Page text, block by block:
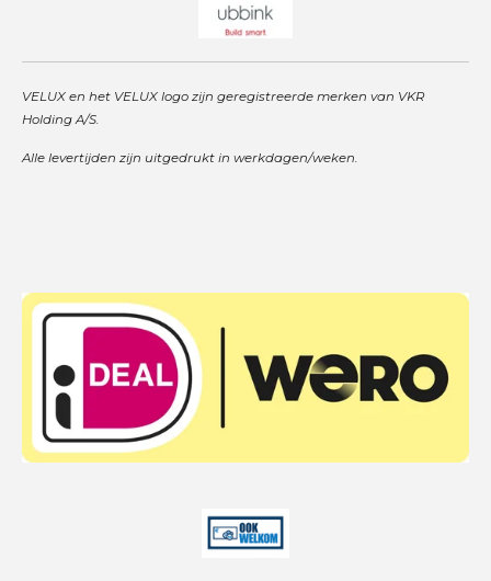
VELUX en het VELUX logo zijn geregistreerde merken van VKR
Holding A/S.
Alle levertijden zijn uitgedrukt in werkdagen/weken.